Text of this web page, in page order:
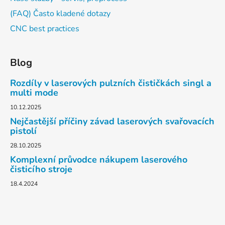
(FAQ) Často kladené dotazy
CNC best practices
Blog
Rozdíly v laserových pulzních čističkách singl a
multi mode
10.12.2025
Nejčastější příčiny závad laserových svařovacích
pistolí
28.10.2025
Komplexní průvodce nákupem laserového
čisticího stroje
18.4.2024